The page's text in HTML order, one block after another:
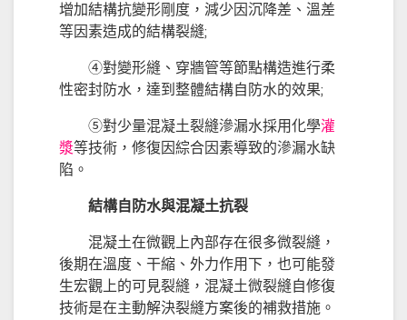
增加結構抗變形剛度，減少因沉降差、溫差
等因素造成的結構裂縫;
④對變形縫、穿牆管等節點構造進行柔
性密封防水，達到整體結構自防水的效果;
⑤對少量混凝土裂縫滲漏水採用化學灌
漿等技術，修復因綜合因素導致的滲漏水缺
陷。
結構自防水與混凝土抗裂
混凝土在微觀上內部存在很多微裂縫，
後期在溫度、干縮、外力作用下，也可能發
生宏觀上的可見裂縫，混凝土微裂縫自修復
技術是在主動解決裂縫方案後的補救措施。